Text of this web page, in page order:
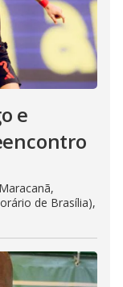
e
de Brasília),